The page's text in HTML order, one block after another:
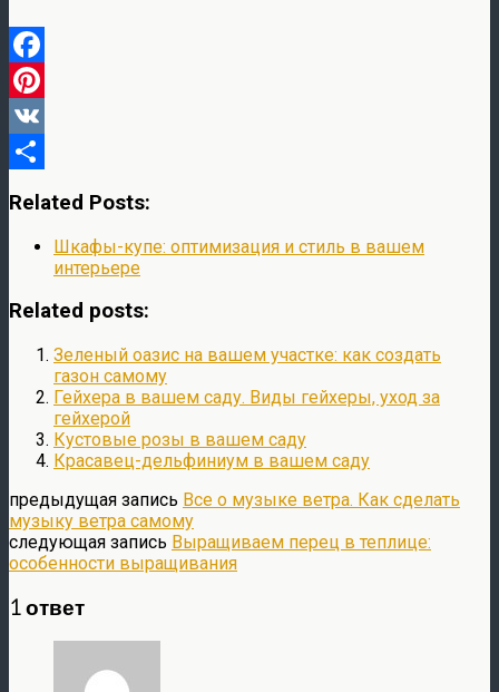
Facebook
Pinterest
VK
Related Posts:
Шкафы-купе: оптимизация и стиль в вашем
интерьере
Related posts:
Зеленый оазис на вашем участке: как создать
газон самому
Гейхера в вашем саду. Виды гейхеры, уход за
гейхерой
Кустовые розы в вашем саду
Красавец-дельфиниум в вашем саду
предыдущая запись Все о музыке ветра. Как сделать
музыку ветра самому
следующая запись Выращиваем перец в теплице:
особенности выращивания
1 ответ